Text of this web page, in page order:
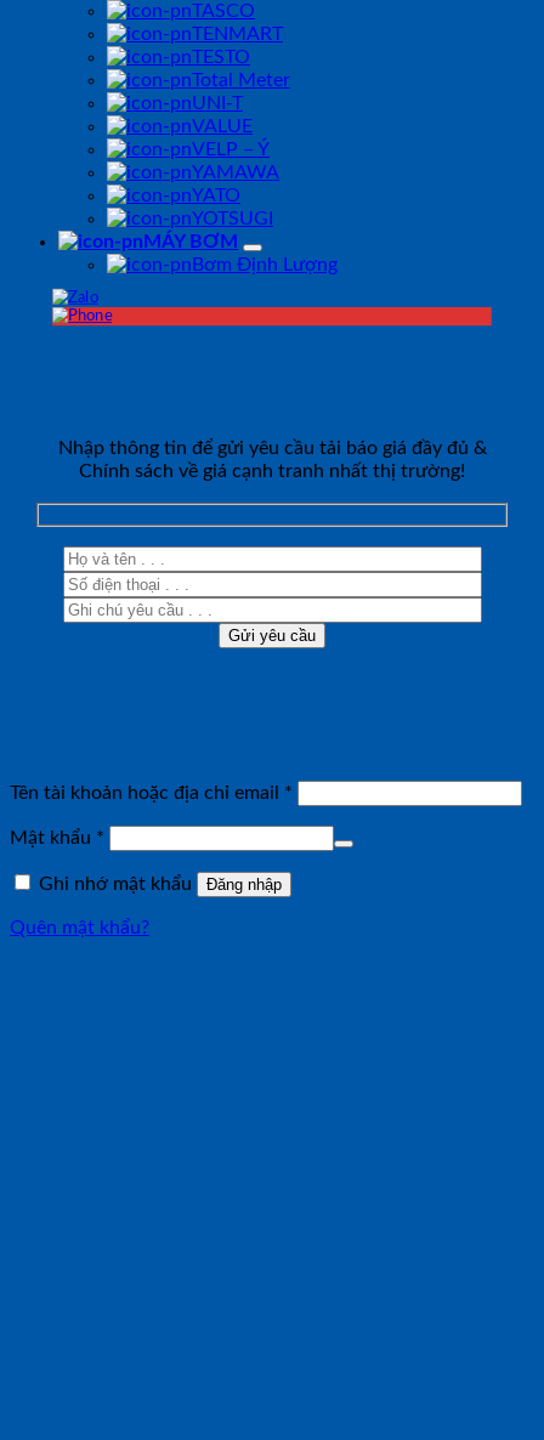
TASCO
TENMART
TESTO
Total Meter
UNI-T
VALUE
VELP – Ý
YAMAWA
YATO
YOTSUGI
MÁY BƠM
Bơm Định Lượng
Nhập thông tin để gửi yêu cầu tải báo giá đầy đủ &
Chính sách về giá cạnh tranh nhất thị trường!
Tên tài khoản hoặc địa chỉ email *
Mật khẩu *
Ghi nhớ mật khẩu
Đăng nhập
Quên mật khẩu?